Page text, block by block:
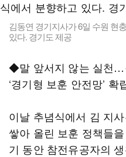
김동연 경기지사가 6일 수원 현
있다. 경기도 제공
◆말 앞서지 않는 실천…
‘경기형 보훈 안전망’ 확
이날 추념식에서 김 지
쌓아 올린 보훈 정책들
기 동안 참전유공자의